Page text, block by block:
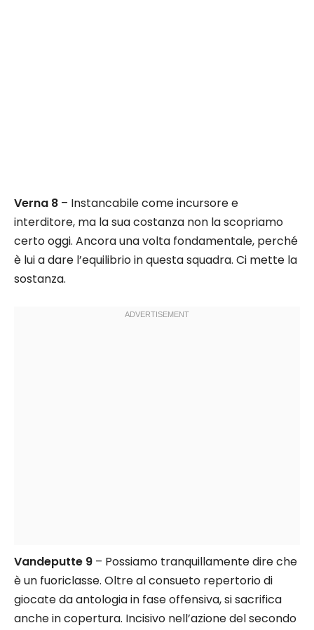
Verna 8 – Instancabile come incursore e
interditore, ma la sua costanza non la scopriamo
certo oggi. Ancora una volta fondamentale, perché
è lui a dare l’equilibrio in questa squadra. Ci mette la
sostanza.
Vandeputte 9 – Possiamo tranquillamente dire che
è un fuoriclasse. Oltre al consueto repertorio di
giocate da antologia in fase offensiva, si sacrifica
anche in copertura. Incisivo nell’azione del secondo